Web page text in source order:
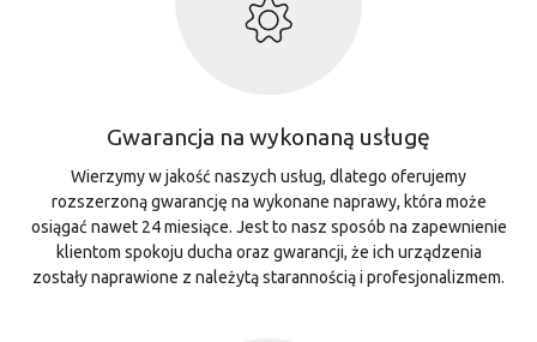
Gwarancja na wykonaną usługę
Wierzymy w jakość naszych usług, dlatego oferujemy
rozszerzoną gwarancję na wykonane naprawy, która może
osiągać nawet 24 miesiące. Jest to nasz sposób na zapewnienie
klientom spokoju ducha oraz gwarancji, że ich urządzenia
zostały naprawione z należytą starannością i profesjonalizmem.